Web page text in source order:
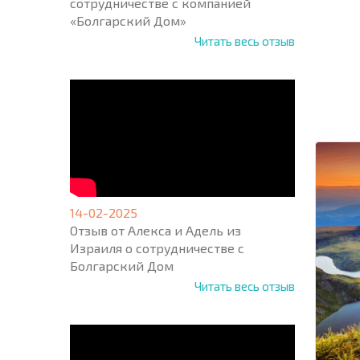
«Болгарский Дом»
Читать весь отзыв
14-02-2025
Отзыв от Алекса и Адель из
Израиля о сотрудничестве с
Болгарский Дом
Читать весь отзыв
States
+1
* Поля